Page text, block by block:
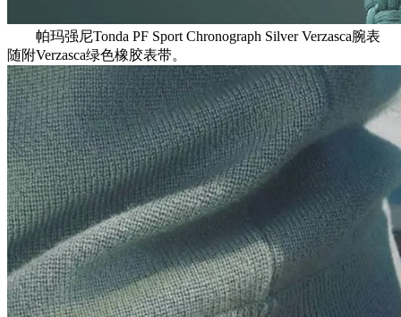
帕玛强尼Tonda PF Sport Chronograph Silver Verzasca腕表
随附Verzasca绿色橡胶表带。